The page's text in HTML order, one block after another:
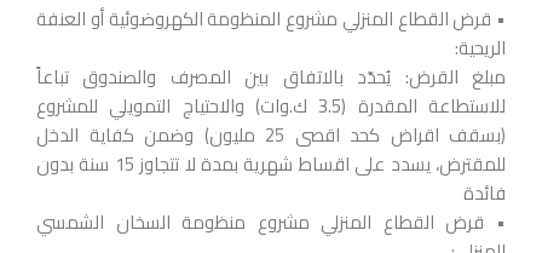
• قرض القطاع المنزلي مشروع المنظومة الكهروضوئية أو العنفة
الريحية:
مبلغ القرض: يُحدّد بالاتفاق بين المصرف والصندوق تباعاً
للاستطاعة المقدرة (3.5 ك.وات) والاحتياج التمويلي للمشروع
(بسقف اقراض كحد اقصى 25 مليون) وضمن كفاية الدخل
للمقترض، يسدد على اقساط شهرية بمدة لا تتجاوز 15 سنة بدون
فائدة
• قرض القطاع المنزلي مشروع منظومة السخان الشمسي